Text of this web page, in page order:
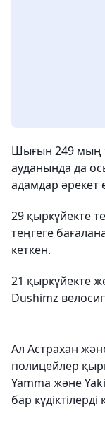
Шығын 249 мың
ауданында да
адамдар әрекет
29 қыркүйекте
теңгеге
кеткен.
21 қыркүйекте
Dushimz
Ал Астрахан
полицейлер
Yamma және
бар